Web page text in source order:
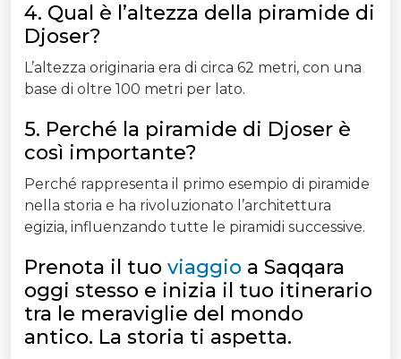
4. Qual è l’altezza della piramide di
Djoser?
L’altezza originaria era di circa 62 metri, con una
base di oltre 100 metri per lato.
5. Perché la piramide di Djoser è
così importante?
Perché rappresenta il primo esempio di piramide
nella storia e ha rivoluzionato l’architettura
egizia, influenzando tutte le piramidi successive.
Prenota il tuo viaggio a Saqqara
oggi stesso e inizia il tuo itinerario
tra le meraviglie del mondo
antico. La storia ti aspetta.